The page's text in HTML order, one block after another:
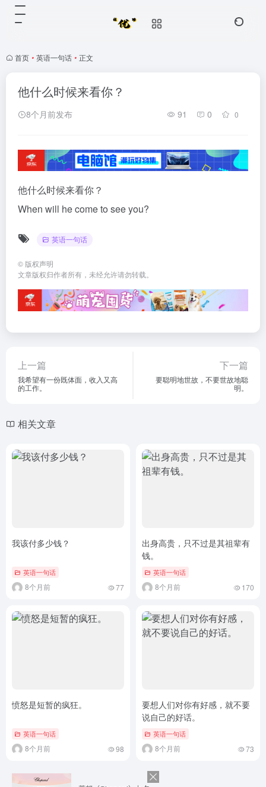
首页 • 英语一句话 • 正文
他什么时候来看你？
8个月前发布 91 0 0
他什么时候来看你？
When will he come to see you?
英语一句话
© 版权声明
文章版权归作者所有，未经允许请勿转载。
上一篇
我希望有一份既体面，收入又高
的工作。
下一篇
要聪明地世故，不要世故地聪
明。
相关文章
我该付多少钱？
英语一句话
8个月前 77
出身高贵，只不过是其祖辈有
钱。
英语一句话
8个月前 170
愤怒是短暂的疯狂。
英语一句话
8个月前 98
要想人们对你有好感，就不要
说自己的好话。
英语一句话
8个月前 73